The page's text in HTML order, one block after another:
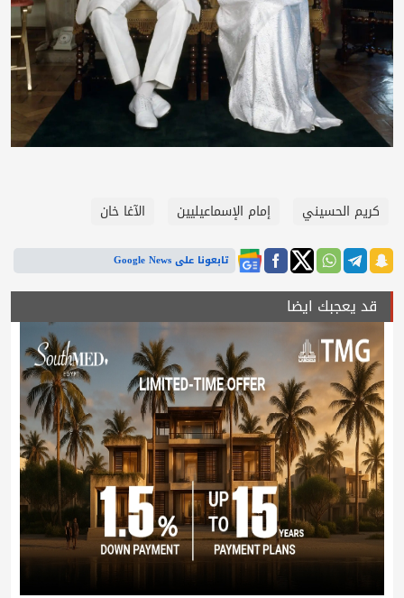
كريم الحسيني إمام الإسماعيليين الآغا خان
تابعونا على Google News
قد يعجبك ايضا